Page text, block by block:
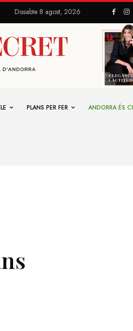
Dissabte 8 agost, 2026
PLANS PER FER ANDORRA ÉS